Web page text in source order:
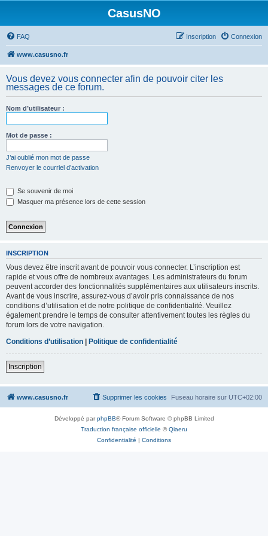
CasusNO
FAQ Connexion
Inscription
www.casusno.fr
Vous devez vous connecter afin de pouvoir citer les
messages de ce forum.
Nom d’utilisateur :
Mot de passe :
J’ai oublié mon mot de passe
Renvoyer le courriel d’activation
Se souvenir de moi
Masquer ma présence lors de cette session
INSCRIPTION
Vous devez être inscrit avant de pouvoir vous connecter. L’inscription est
rapide et vous offre de nombreux avantages. Les administrateurs du forum
peuvent accorder des fonctionnalités supplémentaires aux utilisateurs inscrits.
Avant de vous inscrire, assurez-vous d’avoir pris connaissance de nos
conditions d’utilisation et de notre politique de confidentialité. Veuillez
également prendre le temps de consulter attentivement toutes les règles du
forum lors de votre navigation.
Conditions d’utilisation | Politique de confidentialité
Inscription
www.casusno.fr Fuseau horaire sur UTC+02:00
Supprimer les cookies
Développé parphpBB® Forum Software © phpBB Limited
Traduction française officielle ©Qiaeru
Confidentialité | Conditions